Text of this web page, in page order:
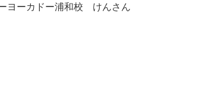
ヨーカドー浦和校 けんさん